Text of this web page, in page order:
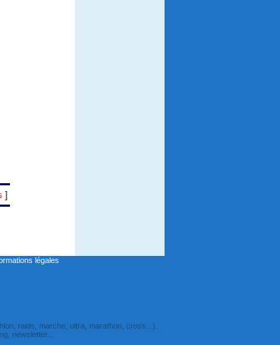
]
légales
raids, marche, ultra, marathon, cross...).
newsletter...